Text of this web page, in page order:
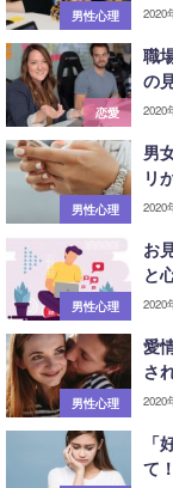
男性心理 2020
恋愛
職
の
2020
男性心理
男
リ
2020
男性心理
お
と
2020
男性心理
愛
さ
2020
て